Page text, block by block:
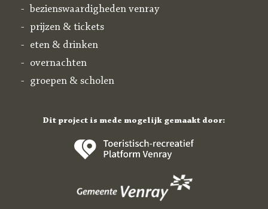
bezienswaardigheden venray
prijzen & tickets
eten & drinken
overnachten
groepen & scholen
Dit project is mede mogelijk gemaakt door: